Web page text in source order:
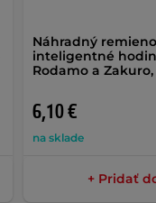
Náhradný
inteligentné
Rodamo a
6,10 €
na sklade
+ Pridať